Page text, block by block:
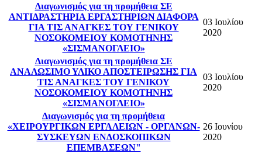
Διαγωνισμός για τη προμήθεια ΣΕ
ΑΝΤΙΔΡΑΣΤΗΡΙΑ ΕΡΓΑΣΤΗΡΙΩΝ ΔΙΑΦΟΡΑ
ΓΙΑ ΤΙΣ ΑΝΑΓΚΕΣ ΤΟΥ ΓΕΝΙΚΟΥ
ΝΟΣΟΚΟΜΕΙΟΥ ΚΟΜΟΤΗΝΗΣ
«ΣΙΣΜΑΝΟΓΛΕΙΟ»
03 Ιουλίου
2020
Διαγωνισμός για τη προμήθεια ΣΕ
ΑΝΑΛΩΣΙΜΟ ΥΛΙΚΟ ΑΠΟΣΤΕΙΡΩΣΗΣ ΓΙΑ
ΤΙΣ ΑΝΑΓΚΕΣ ΤΟΥ ΓΕΝΙΚΟΥ
ΝΟΣΟΚΟΜΕΙΟΥ ΚΟΜΟΤΗΝΗΣ
«ΣΙΣΜΑΝΟΓΛΕΙΟ»
03 Ιουλίου
2020
Διαγωνισμός για τη προμήθεια
«ΧΕΙΡΟΥΡΓΙΚΩΝ ΕΡΓΑΛΕΙΩΝ - ΟΡΓΑΝΩΝ-
ΣΥΣΚΕΥΩΝ ΕΝΔΟΣΚΟΠΙΚΩΝ
ΕΠΕΜΒΑΣΕΩΝ"
26 Ιουνίου
2020